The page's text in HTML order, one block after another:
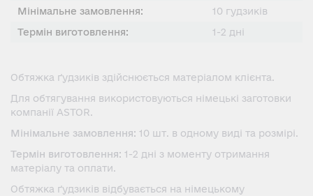
Мінімальне замовлення:
10 гудзиків
Термін виготовлення:
1-2 дні
Обтяжка ґудзиків здійснюється матеріалом клієнта.
Для обтягування використовуються німецькі заготовки
компанії ASTOR.
Мінімальне замовлення: 10 шт. в одному виді та розмірі.
Термін виготовлення: 1-2 дні з моменту отримання
матеріалу та оплати.
Обтяжка ґудзиків відбувається на німецькому